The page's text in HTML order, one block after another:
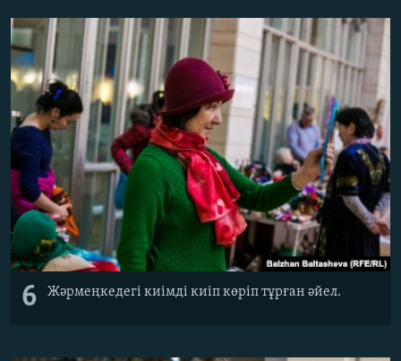
6 Жәрмеңкедегі киімді киіп көріп тұрған әйел.